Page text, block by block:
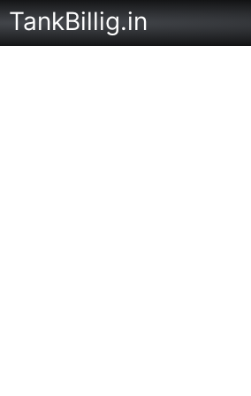
TankBillig.in